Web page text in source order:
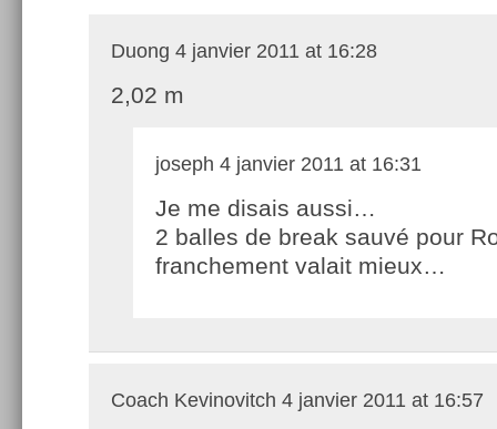
Duong 4 janvier 2011 at 16:28
2,02 m
joseph 4 janvier 2011 at 16:31
Je me disais aussi…
2 balles de break sauvé pour
franchement valait mieux…
Coach Kevinovitch 4 janvier 2011 at 16:57